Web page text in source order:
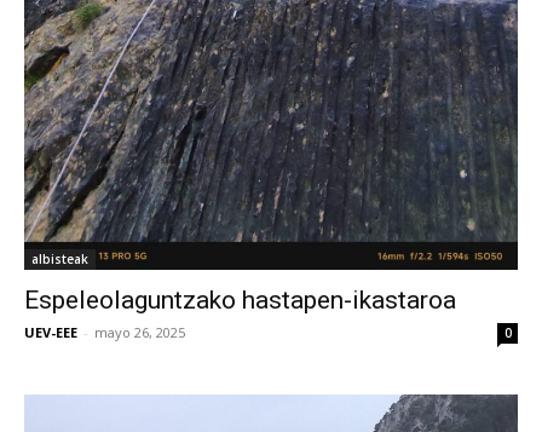
albisteak
Espeleolaguntzako hastapen-ikastaroa
UEV-EEE - mayo 26, 2025 0